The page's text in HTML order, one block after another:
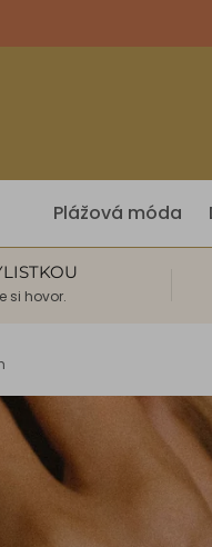
Plážová móda
si hovor.